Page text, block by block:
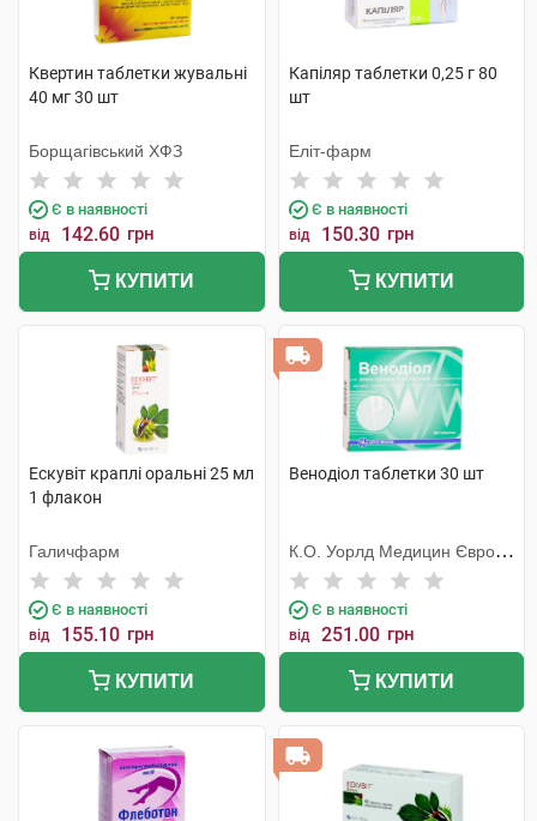
Квертин таблетки жувальні
40 мг 30 шт
Борщагівський ХФЗ
Є в наявності
від 142.60 грн
КУПИТИ
Капіляр таблетки 0,25 г 80
шт
Еліт-фарм
Є в наявності
від 150.30 грн
КУПИТИ
Ескувіт краплі оральні 25 мл
1 флакон
Галичфарм
Є в наявності
від 155.10 грн
КУПИТИ
Венодіол таблетки 30 шт
К.О. Уорлд Медицин Європа
С.Р.Л.
Є в наявності
від 251.00 грн
КУПИТИ